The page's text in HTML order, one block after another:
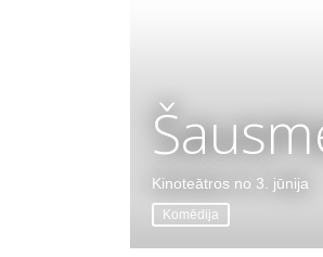
Kinoteātros no 3. jūnija
Komēdija